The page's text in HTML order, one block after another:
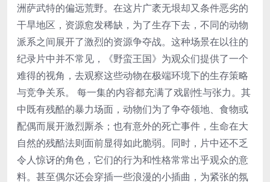
洲萨武特的偏远荒野。在这片广袤无垠却又条件恶劣的
干旱地区，资源愈发稀缺，为了生存下去，不同的动物
派系之间展开了激烈的资源争夺战。这种场景在以往的
纪录片中并不常见，《野蛮王国》为观众们提供了一个
难得的视角，去观察这些动物在极端环境下的生存策略
与竞争关系。 每一集的内容都充满了戏剧性与张力。其
中既有残酷的暴力场面，动物们为了争夺领地、食物或
配偶而展开激烈厮杀；也有意外的死亡事件，生命在大
自然的残酷法则面前显得如此脆弱。同时，片中还不乏
令人惊讶的角色，它们的行为和性格常常出乎观众的意
料。甚至偶尔还会穿插一些浪漫的小插曲，为紧张的氛